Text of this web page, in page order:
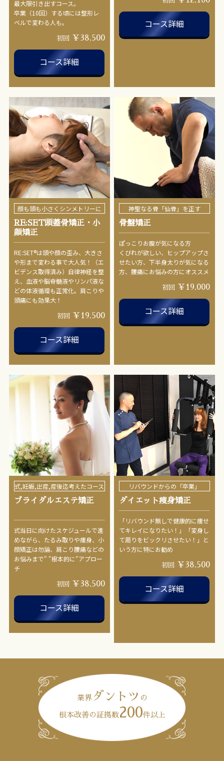
最大限引き出すコース。
卒業（10回）する頃には整形レ
ベルで変わる人も。
初回 ￥38,500
コース詳細
コース詳細
顔も頭も小さくシンメトリーに
RE:SET頭蓋骨矯正・小
顔矯正
RE:SET®︎は頭や顔の歪み、大きさ
や形まで変わる事で大人気！（エ
ビデンス取得済み）自律神経を整
え、血液や脳脊髄液やリンパ液な
どの体液循環も正常化。肩こりや
頭痛にも効果大！
初回 ￥19,500
コース詳細
神聖なる骨「仙骨」を正す
骨盤矯正
ぽっこりお腹が気になる方
くびれが欲しい、ヒップアップさ
せたい方、下半身太りが気になる
方、腰痛にお悩みの方にオススメ
初回 ￥19,000
コース詳細
式,妊娠,出産,産後迄考えたコース
ブライダルエステ矯正
式当日に向けたスケジュールで進
めながら、たるみ取りや痩身、小
顔矯正は勿論、肩こり腰痛などの
お悩みまで" "根本的に"アプロー
チ
初回 ￥38,500
コース詳細
リバウンドからの「卒業」
ダイエット痩身矯正
「リバウンド無しで健康的に痩せ
てキレイになりたい！」「変身し
て周りをビックリさせたい！」と
いう方に特にお勧め
初回 ￥38,500
コース詳細
業界ダントツ の
根本改善の証拠数200件以上